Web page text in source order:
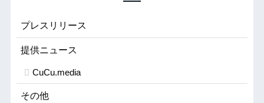
プレスリリース
提供ニュース
CuCu.media
その他